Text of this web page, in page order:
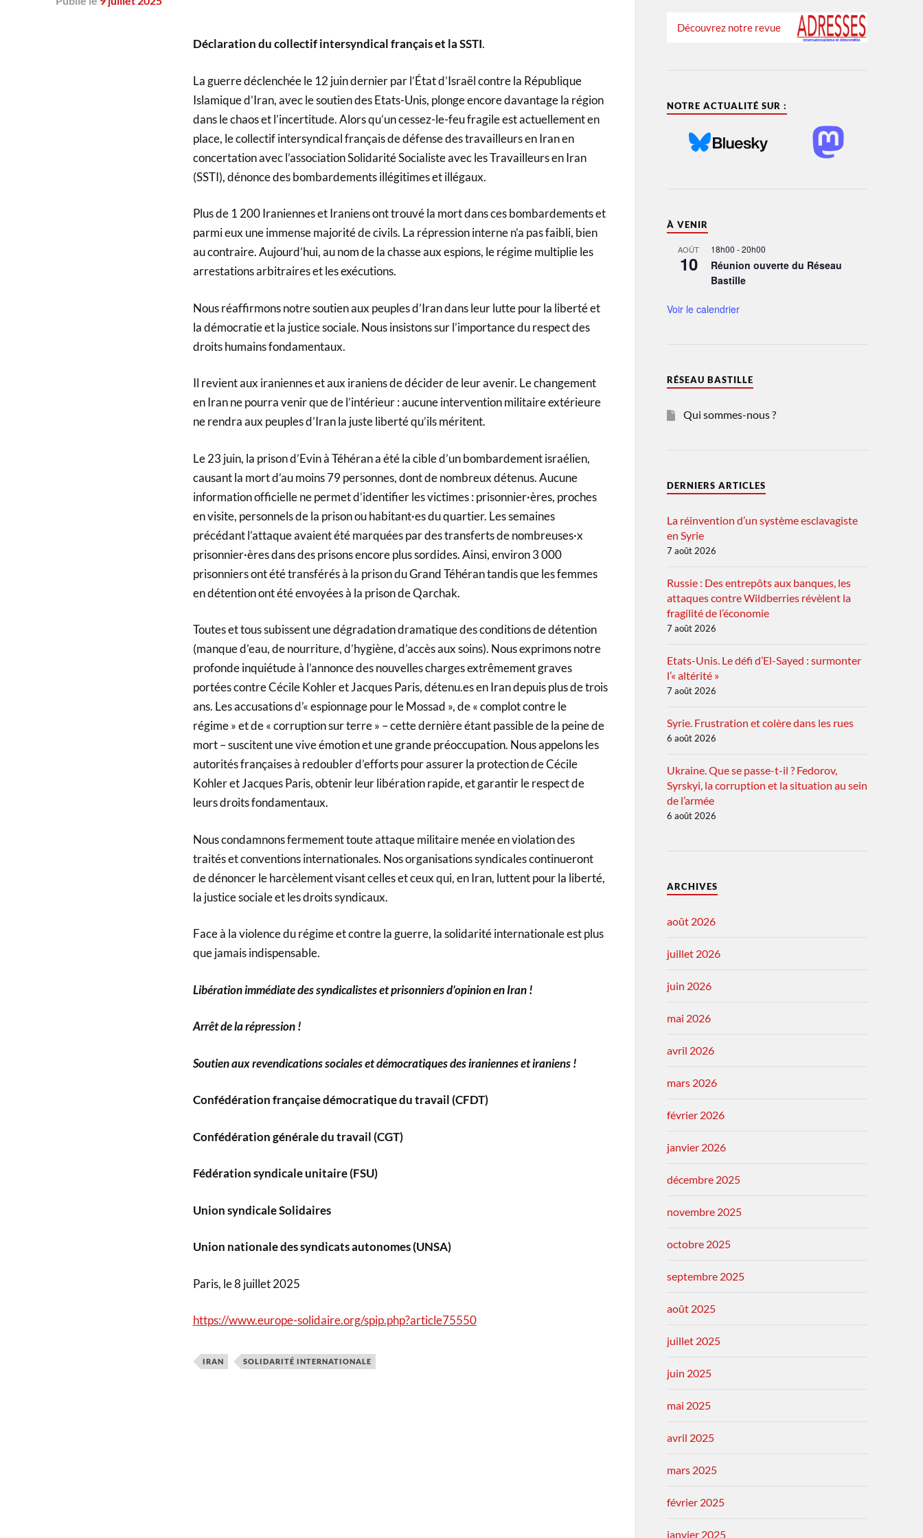
Déclaration du collectif intersyndical français et la SSTI.
La guerre déclenchée le 12 juin dernier par l’État d’Israël contre la République
Islamique d’Iran, avec le soutien des Etats-Unis, plonge encore davantage la région
dans le chaos et l’incertitude. Alors qu’un cessez-le-feu fragile est actuellement en
place, le collectif intersyndical français de défense des travailleurs en Iran en
concertation avec l’association Solidarité Socialiste avec les Travailleurs en Iran
(SSTI), dénonce des bombardements illégitimes et illégaux.
Plus de 1 200 Iraniennes et Iraniens ont trouvé la mort dans ces bombardements et
parmi eux une immense majorité de civils. La répression interne n’a pas faibli, bien
au contraire. Aujourd’hui, au nom de la chasse aux espions, le régime multiplie les
arrestations arbitraires et les exécutions.
Nous réaffirmons notre soutien aux peuples d’Iran dans leur lutte pour la liberté et
la démocratie et la justice sociale. Nous insistons sur l’importance du respect des
droits humains fondamentaux.
Il revient aux iraniennes et aux iraniens de décider de leur avenir. Le changement
en Iran ne pourra venir que de l’intérieur : aucune intervention militaire extérieure
ne rendra aux peuples d’Iran la juste liberté qu’ils méritent.
Le 23 juin, la prison d’Evin à Téhéran a été la cible d’un bombardement israélien,
causant la mort d’au moins 79 personnes, dont de nombreux détenus. Aucune
information officielle ne permet d’identifier les victimes : prisonnier·ères, proches
en visite, personnels de la prison ou habitant·es du quartier. Les semaines
précédant l’attaque avaient été marquées par des transferts de nombreuses·x
prisonnier·ères dans des prisons encore plus sordides. Ainsi, environ 3 000
prisonniers ont été transférés à la prison du Grand Téhéran tandis que les femmes
en détention ont été envoyées à la prison de Qarchak.
Toutes et tous subissent une dégradation dramatique des conditions de détention
(manque d’eau, de nourriture, d’hygiène, d’accès aux soins). Nous exprimons notre
profonde inquiétude à l’annonce des nouvelles charges extrêmement graves
portées contre Cécile Kohler et Jacques Paris, détenu.es en Iran depuis plus de trois
ans. Les accusations d’« espionnage pour le Mossad », de « complot contre le
régime » et de « corruption sur terre » – cette dernière étant passible de la peine de
mort – suscitent une vive émotion et une grande préoccupation. Nous appelons les
autorités françaises à redoubler d’efforts pour assurer la protection de Cécile
Kohler et Jacques Paris, obtenir leur libération rapide, et garantir le respect de
leurs droits fondamentaux.
Nous condamnons fermement toute attaque militaire menée en violation des
traités et conventions internationales. Nos organisations syndicales continueront
de dénoncer le harcèlement visant celles et ceux qui, en Iran, luttent pour la liberté,
la justice sociale et les droits syndicaux.
Face à la violence du régime et contre la guerre, la solidarité internationale est plus
que jamais indispensable.
Libération immédiate des syndicalistes et prisonniers d’opinion en Iran !
Arrêt de la répression !
Soutien aux revendications sociales et démocratiques des iraniennes et iraniens !
Confédération française démocratique du travail (CFDT)
Confédération générale du travail (CGT)
Fédération syndicale unitaire (FSU)
Union syndicale Solidaires
Union nationale des syndicats autonomes (UNSA)
Paris, le 8 juillet 2025
https://www.europe-solidaire.org/spip.php?article75550
IRAN SOLIDARITÉ INTERNATIONALE
Découvrez notre revue
NOTRE ACTUALITÉ SUR :
À VENIR
AOÛT
10
18h00 -20h00
Réunion ouverte du Réseau
Bastille
Voir le calendrier
RÉSEAU BASTILLE
Qui sommes-nous ?
DERNIERS ARTICLES
La réinvention d’un système esclavagiste
en Syrie
7 août 2026
Russie : Des entrepôts aux banques, les
attaques contre Wildberries révèlent la
fragilité de l’économie
7 août 2026
Etats-Unis. Le défi d’El-Sayed : surmonter
l’« altérité »
7 août 2026
Syrie. Frustration et colère dans les rues
6 août 2026
Ukraine. Que se passe-t-il ? Fedorov,
Syrskyi, la corruption et la situation au sein
de l’armée
6 août 2026
ARCHIVES
août 2026
juillet 2026
juin 2026
mai 2026
avril 2026
mars 2026
février 2026
janvier 2026
décembre 2025
novembre 2025
octobre 2025
septembre 2025
août 2025
juillet 2025
juin 2025
mai 2025
avril 2025
mars 2025
février 2025
janvier 2025